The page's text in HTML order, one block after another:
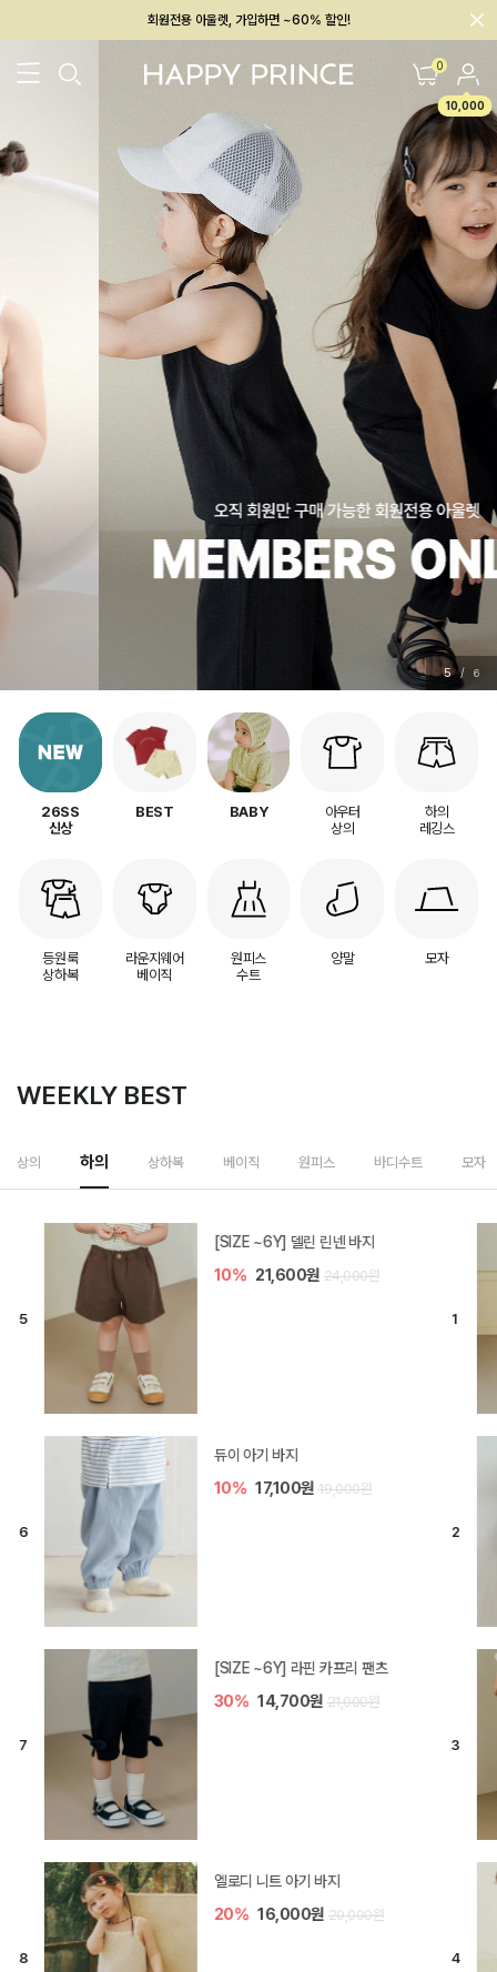
회원전용 아울렛, 가입하면 ~60% 할인!
멤버십 최대 28,000원 혜택 0
10,000
BABY[6~12M] 하의/레깅스
5 / 6
26SS
신상
BEST BABY
아우터
상의
하의
레깅스
등원룩
상하복
라운지웨어
베이직
원피스
수트
양말 모자
WEEKLY BEST
상의 하의 상하복 베이직 원피스 바디수트 모자
[SIZE ~6Y] 델린 린넨 바지
10% 21,600원 24,000원
듀이 아기 바지
10% 17,100원 19,000원
[SIZE ~6Y] 라핀 카프리 팬츠
30% 14,700원 21,000원
엘로디 니트 아기 바지
20% 16,000원 20,000원